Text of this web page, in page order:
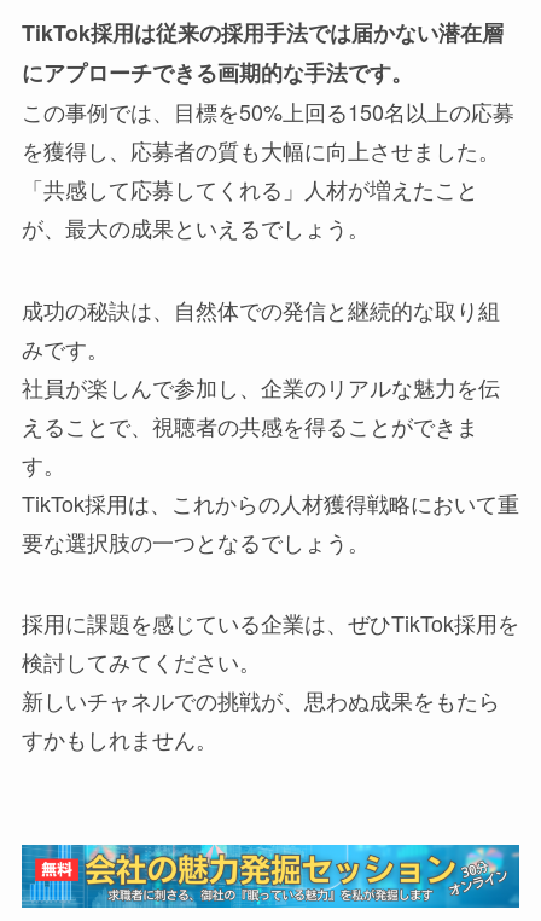
TikTok採用は従来の採用手法では届かない潜在層
にアプローチできる画期的な手法です。
この事例では、目標を50%上回る150名以上の応募
を獲得し、応募者の質も大幅に向上させました。
「共感して応募してくれる」人材が増えたこと
が、最大の成果といえるでしょう。
成功の秘訣は、自然体での発信と継続的な取り組
みです。
社員が楽しんで参加し、企業のリアルな魅力を伝
えることで、視聴者の共感を得ることができま
す。
TikTok採用は、これからの人材獲得戦略において重
要な選択肢の一つとなるでしょう。
採用に課題を感じている企業は、ぜひTikTok採用を
検討してみてください。
新しいチャネルでの挑戦が、思わぬ成果をもたら
すかもしれません。